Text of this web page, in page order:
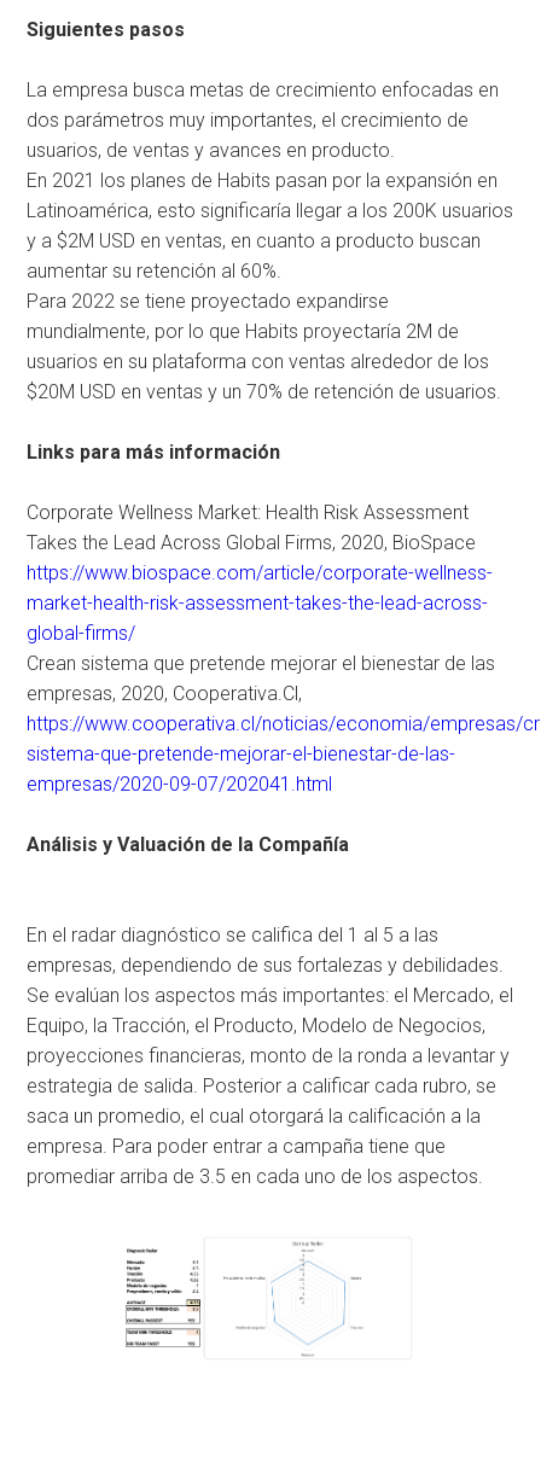
Siguientes pasos
La empresa busca metas de crecimiento enfocadas en
dos parámetros muy importantes, el crecimiento de
usuarios, de ventas y avances en producto.
En 2021 los planes de Habits pasan por la expansión en
Latinoamérica, esto significaría llegar a los 200K usuarios
y a $2M USD en ventas, en cuanto a producto buscan
aumentar su retención al 60%.
Para 2022 se tiene proyectado expandirse
mundialmente, por lo que Habits proyectaría 2M de
usuarios en su plataforma con ventas alrededor de los
$20M USD en ventas y un 70% de retención de usuarios.
Links para más información
Corporate Wellness Market: Health Risk Assessment
Takes the Lead Across Global Firms, 2020, BioSpace
https://www.biospace.com/article/corporate-wellness-
market-health-risk-assessment-takes-the-lead-across-
global-firms/
Crean sistema que pretende mejorar el bienestar de las
empresas, 2020, Cooperativa.Cl,
https://www.cooperativa.cl/noticias/economia/empresas/
sistema-que-pretende-mejorar-el-bienestar-de-las-
empresas/2020-09-07/202041.html
Análisis y Valuación de la Compañía
En el radar diagnóstico se califica del 1 al 5 a las
empresas, dependiendo de sus fortalezas y debilidades.
Se evalúan los aspectos más importantes: el Mercado, el
Equipo, la Tracción, el Producto, Modelo de Negocios,
proyecciones financieras, monto de la ronda a levantar y
estrategia de salida. Posterior a calificar cada rubro, se
saca un promedio, el cual otorgará la calificación a la
empresa. Para poder entrar a campaña tiene que
promediar arriba de 3.5 en cada uno de los aspectos.